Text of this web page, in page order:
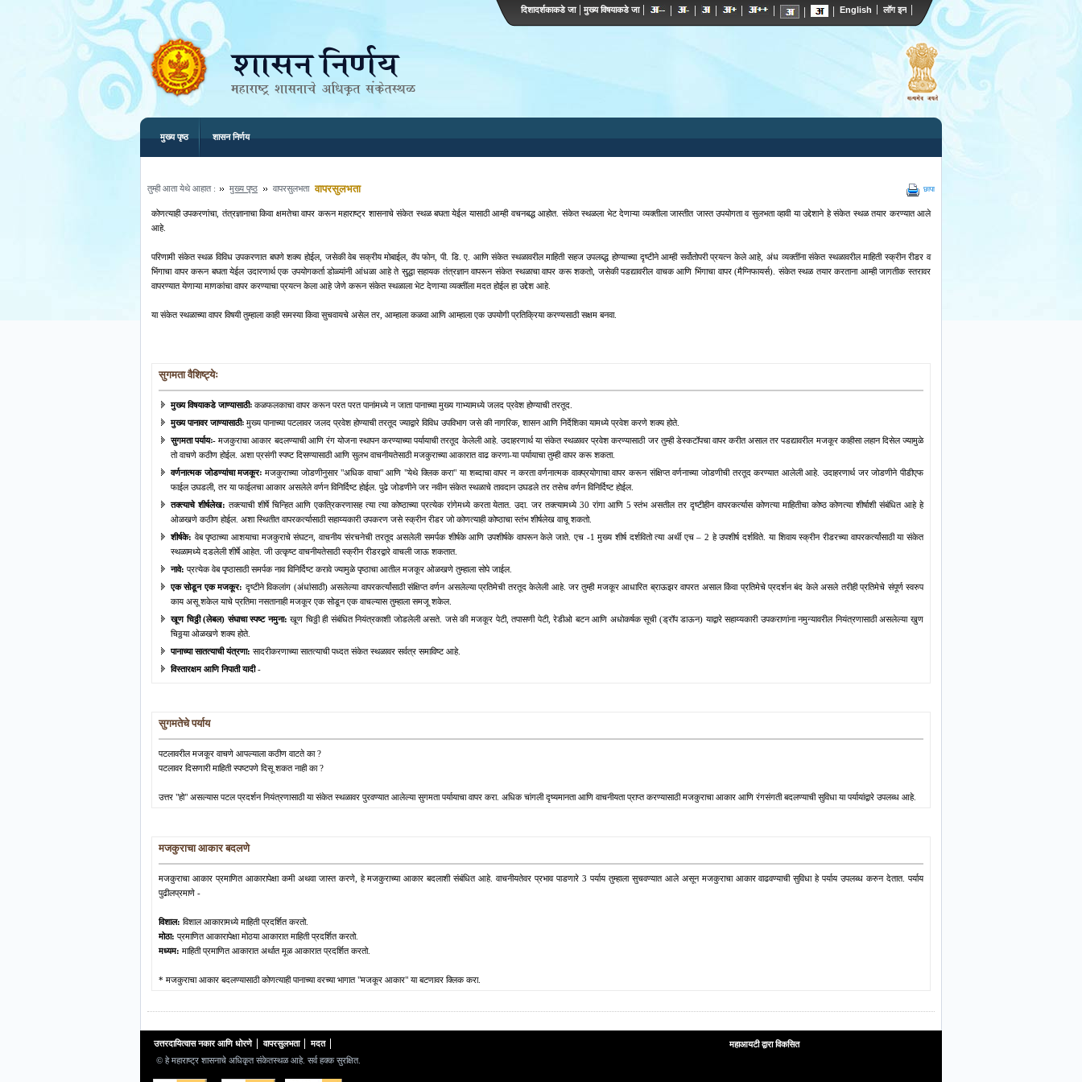
दिशादर्शकाकडे जा मुख्य विषयाकडे जा
मुख्य पृष्ठ शासन निर्णय
तुम्ही आता येथे आहात : मुख्य पृष्ठ वापरसुलभता छापा
वापरसुलभता
कोणत्याही उपकरणांचा, तंत्रज्ञानाचा किवा क्षमतेचा वापर करून महाराष्ट्र शासनाचे संकेत स्थळ बघता येईल यासाठी आम्ही वचनबद्ध आहोत. संकेत स्थळला भेट देणाऱ्या व्यक्तीला जास्तीत जास्त उपयोगता व सुलभता व्हावी या उद्देशाने हे संकेत स्थळ तयार करण्यात आले
आहे.
परिणामी संकेत स्थळ विविध उपकरणात बघणे शक्य होईल, जसेकी वेब सक्रीय मोबाईल, वॅप फोन, पी. डि. ए. आणि संकेत स्थळावरील माहिती सहज उपलब्द्ध होण्याच्या दृष्टीने आम्ही सर्वोतोपरी प्रयत्न केले आहे, अंध व्यक्तींना संकेत स्थळावरील माहिती स्क्रीन रीडर व
भिंगाचा वापर करून बघता येईल उदारणार्थ एक उपयोगकर्ता डोळ्यांनी आंधळा आहे ते सुद्धा सहायक तंत्रज्ञान वापरून संकेत स्थळाचा वापर करू शकतो, जसेकी पडद्यावरील वाचक आणि भिंगाचा वापर (मैग्निफायर्स). संकेत स्थळ तयार करताना आम्ही जागतीक स्तरावर
वापरण्यात येणाऱ्या माणकांचा वापर करण्याचा प्रयत्न केला आहे जेणे करून संकेत स्थळाला भेट देणाऱ्या व्यक्तींला मदत होईल हा उद्देश आहे.
या संकेत स्थळाच्या वापर विषयी तुम्हाला काही समस्या किवा सुचवायचे असेल तर, आम्हाला कळवा आणि आम्हाला एक उपयोगी प्रतिक्रिया करण्यसाठी सक्षम बनवा.
सुगमता वैशिष्ट्येः
मुख्य विषयाकडे जाण्यासाठीः कळफलकाचा वापर करून परत परत पानांमध्ये न जाता पानाच्या मुख्य गाभ्यामध्ये जलद प्रवेश होण्याची तरतूद.
मुख्य पानावर जाण्यासाठीः मुख्य पानाच्या पटलावर जलद प्रवेश होण्याची तरतूद ज्याद्वारे विविध उपविभाग जसे की नागरिक, शासन आणि निर्देशिका यामध्ये प्रवेश करणे शक्य होते.
सुगमता पर्यायः- मजकुराचा आकार बदलण्याची आणि रंग योजना स्थापन करण्याच्या पर्यायाची तरतूद केलेली आहे. उदाहरणार्थ या संकेत स्थळावर प्रवेश करण्यासाठी जर तुम्ही डेस्कटॉपचा वापर करीत असाल तर पडद्यावरील मजकूर काहीसा लहान दिसेल ज्यामुळे
तो वाचणे कठीण होईल. अशा प्रसंगी स्पष्ट दिसण्यासाठी आणि सुलभ वाचनीयतेसाठी मजकुराच्या आकारात वाढ करणा-या पर्यायाचा तुम्ही वापर करू शकता.
वर्णनात्मक जोडण्यांचा मजकूरः मजकुराच्या जोडणीनुसार "अधिक वाचा" आणि "येथे क्लिक करा" या शब्दाचा वापर न करता वर्णनात्मक वाक्प्रयोगाचा वापर करून संक्षिप्त वर्णनाच्या जोडणीची तरतूद करण्यात आलेली आहे. उदाहरणार्थ जर जोडणीने पीडीएफ
फाईल उघडली, तर या फाईलचा आकार असलेले वर्णन विनिर्दिष्ट होईल. पुढे जोडणीने जर नवीन संकेत स्थळाचे तावदान उघडले तर तसेच वर्णन विनिर्दिष्ट होईल.
तक्त्याचे शीर्षलेख: तक्त्याची शीर्षे चिन्हित आणि एकत्रिकरणासह त्या त्या कोष्ठाच्या प्रत्येक रांगेमध्ये करता येतात. उदा. जर तक्त्यामध्ये 30 रांगा आणि 5 स्तंभ असतील तर दृष्टीहीन वापरकर्त्यास कोणत्या माहितीचा कोष्ठ कोणत्या शीर्षाशी संबंधित आहे हे
ओळखणे कठीण होईल. अशा स्थितीत वापरकर्त्यासाठी सहाय्यकारी उपकरण जसे स्क्रीन रीडर जो कोणत्याही कोष्ठाचा स्तंभ शीर्षलेख वाचू शकतो.
शीर्षके: वेब पृष्ठाच्या आशयाचा मजकुराचे संघटन, वाचनीय संरचनेची तरतूद असलेली समर्पक शीर्षके आणि उपशीर्षके वापरून केले जाते. एच -1 मुख्य शीर्ष दर्शवितो त्या अर्थी एच – 2 हे उपशीर्ष दर्शविते. या शिवाय स्क्रीन रीडरच्या वापरकर्त्यांसाठी या संकेत
स्थळामध्ये दडलेली शीर्षे आहेत. जी उत्कृष्ट वाचनीयतेसाठी स्क्रीन रीडरद्वारे वाचली जाऊ शकतात.
नावे: प्रत्येक वेब पृष्ठासाठी समर्पक नाव विनिर्दिष्ट करावे ज्यामुळे पृष्ठाचा आतील मजकूर ओळखणे तुम्हाला सोपे जाईल.
एक सोडून एक मजकूर: दृष्टीने विकलांग (अंधांसाठी) असलेल्या वापरकर्त्यांसाठी ‍संक्षिप्त वर्णन असलेल्या प्रतिमेची तरतूद केलेली आहे. जर तुम्ही मजकूर आधारित ब्राऊझर वापरत असाल किंवा प्रतिमेचे प्रदर्शन बंद केले असले तरीही प्रतिमेचे संपूर्ण स्वरुप
काय असू शकेल याचे प्रतिमा नसतानाही मजकूर एक सोडून एक वाचल्यास तुम्हाला समजू शकेल.
खूण चिठ्ठी (लेबल) संघाचा स्पष्ट नमुना: खूण चिठ्ठी ही संबंधित नियंत्रकाशी जोडलेली असते. जसे की मजकूर पेटी, तपासणी पेटी, रेडीओ बटन आणि अधोकर्षक सूची (ड्रॉप डाऊन) याद्वारे सहाय्यकारी उपकराणांना नमुन्यावरील नियंत्रणासाठी असलेल्या खुण
चिठ्ठया ओळखणे शक्य होते.
पानाच्या सातत्याची यंत्रणा: सादरीकरणाच्या सातत्याची पध्दत संकेत स्थळावर सर्वत्र समाविष्ट आहे.
विस्तारक्षम आणि निपाती यादी-
सुगमतेचे पर्याय
पटलावरील मजकूर वाचणे आपल्याला कठीण वाटते का ?
पटलावर दिसणारी माहिती स्पष्टपणे दिसू शकत नाही का ?
उत्तर "हो" असल्यास पटल प्रदर्शन नियंत्रणासाठी या संकेत स्थळावर पुरवण्यात आलेल्या सुगमता पर्यायाचा वापर करा. अधिक चांगली दृष्यमानता आणि वाचनीयता प्राप्त करण्यासाठी मजकुराचा आकार आणि रंगसंगती बदलण्याची सुविधा या पर्यायांद्वारे उपलब्ध आहे.
मजकुराचा आकार बदलणे
मजकुराचा आकार प्रमाणित आकारापेक्षा कमी अथवा जास्त करणे, हे मजकुराच्या आकार बदलाशी संबंधित आहे. वाचनीयतेवर प्रभाव पाडणारे 3 पर्याय तुम्हाला सुचवण्यात आले असून मजकुराचा आकार वाढवण्याची सुविधा हे पर्याय उपलब्ध करुन देतात. पर्याय
पुढीलप्रमाणे -
विशाल: विशाल आकारामध्ये माहिती प्रदर्शित करतो.
मोठा: प्रमाणित आकारापेक्षा मोठया आकारात माहिती प्रदर्शित करतो.
मध्यम: माहिती प्रमाणित आकारात अर्थात मूळ आकारात प्रदर्शित करतो.
* मजकुराचा आकार बदलण्यासाठी कोणत्याही पानाच्या वरच्या भागात "मजकूर आकार" या बटणावर क्लिक करा.
उत्तरदायित्वास नकार आणि धोरणे वापरसुलभता
मदत
© हे महाराष्ट्र शासनाचे अधिकृत संकेतस्थळ आहे. सर्व हक्क सुरक्षित.
महाआयटी द्वारा विकसित